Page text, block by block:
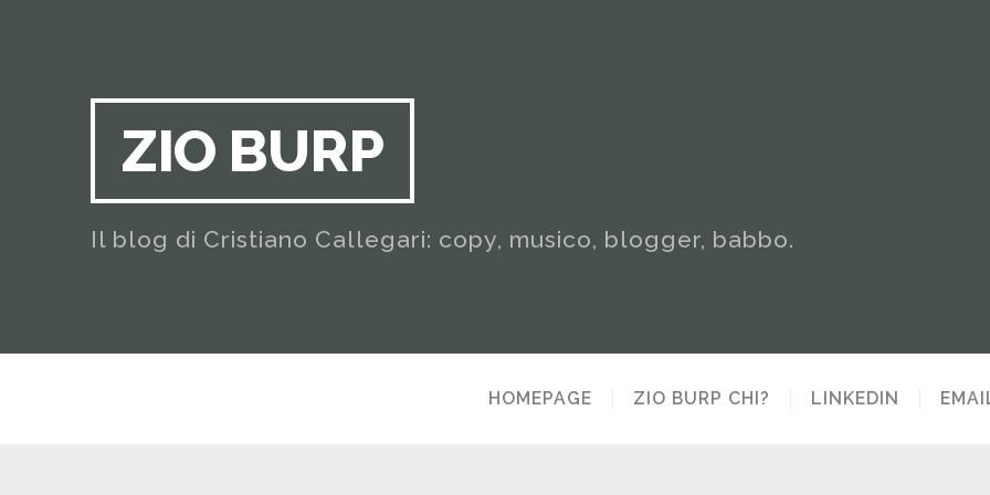
ZIO BURP
Il blog di Cristiano Callegari: copy, musico, blogger, babbo.
HOMEPAGE ZIO BURP CHI? LINKEDIN